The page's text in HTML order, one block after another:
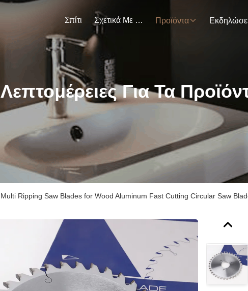
Σπίτι Σχετικά Με Εμάς Προϊόντα
Λεπτομέρειες Για Τα
Multi Ripping Saw Blades for Wood Aluminum Fast Cutting Circular Saw